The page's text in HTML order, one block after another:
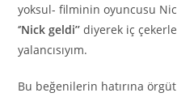
yoksul- filminin oyuncusu
‘’Nick geldi’’ diyerek iç
yalancısıyım.
Bu beğenilerin hatırına